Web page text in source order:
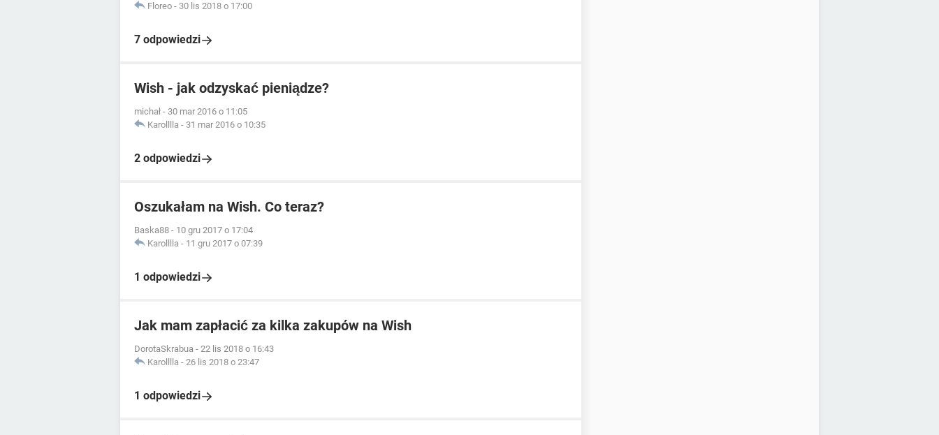
Floreo - 30 lis 2018 o 17:00
7 odpowiedzi
Wish - jak odzyskać pieniądze?
michał - 30 mar 2016 o 11:05
Karolllla - 31 mar 2016 o 10:35
2 odpowiedzi
Oszukałam na Wish. Co teraz?
Baska88 - 10 gru 2017 o 17:04
Karolllla - 11 gru 2017 o 07:39
1 odpowiedzi
Jak mam zapłacić za kilka zakupów na Wish
DorotaSkrabua - 22 lis 2018 o 16:43
Karolllla - 26 lis 2018 o 23:47
1 odpowiedzi